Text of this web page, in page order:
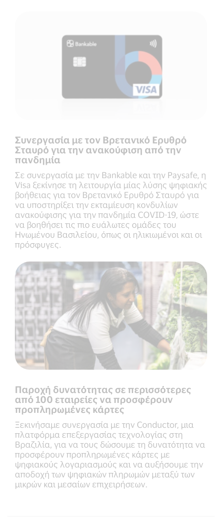
Συνεργασία με τον Βρετανικό Ερυθρό
Σταυρό για την ανακούφιση από την
πανδημία
Σε συνεργασία με την Bankable και την Paysafe, η
Visa ξεκίνησε τη λειτουργία μίας λύσης ψηφιακής
βοήθειας για τον Βρετανικό Ερυθρό Σταυρό για
να υποστηρίξει την εκταμίευση κονδυλίων
ανακούφισης για την πανδημία COVID-19, ώστε
να βοηθήσει τις πιο ευάλωτες ομάδες του
Ηνωμένου Βασιλείου, όπως οι ηλικιωμένοι και οι
πρόσφυγες.
Παροχή δυνατότητας σε περισσότερες
από 100 εταιρείες να προσφέρουν
προπληρωμένες κάρτες
Ξεκινήσαμε συνεργασία με την Conductor, μια
πλατφόρμα επεξεργασίας τεχνολογίας στη
Βραζιλία, για να τους δώσουμε τη δυνατότητα να
προσφέρουν προπληρωμένες κάρτες με
ψηφιακούς λογαριασμούς και να αυξήσουμε την
αποδοχή των ψηφιακών πληρωμών μεταξύ των
μικρών και μεσαίων επιχειρήσεων.